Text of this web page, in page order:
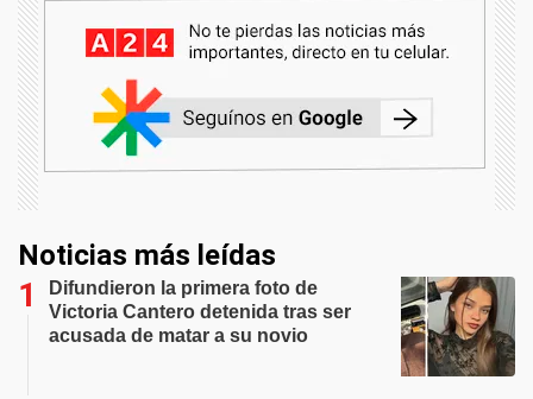
Noticias más leídas
Difundieron la primera foto de
Victoria Cantero detenida tras ser
acusada de matar a su novio